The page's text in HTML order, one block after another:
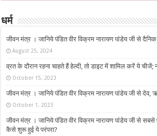
धर्म
जीवन मंत्र । जानिये पंडित वीर विक्रम नारायण पांडेय जी से
August 25, 2024
व्रत के दौरान रहना चाहते हैं हेल्दी, तो डाइट में शामिल करें ये
October 15, 2023
जीवन मंत्र । जानिये पंडित वीर विक्रम नारायण पांडेय जी से देव,
October 1, 2023
जीवन मंत्र । जानिये पंडित वीर विक्रम नारायण पांडेय जी से सबसे
कैसे शुरू हुई ये परंपरा?